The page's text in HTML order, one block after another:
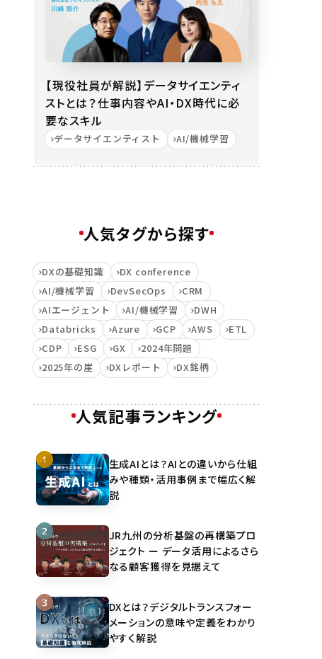
【現役社員が解説】データサイエンティ
ストとは？仕事内容やAI・DX時代に必
要なスキル
データサイエンティスト AI/機械学習
人気タグから探す
DXの基礎知識
DX conference
AI/機械学習
DevSecOps
CRM
AIエージェント
AI/機械学習
DWH
Databricks
Azure GCP AWS
ETL
CDP
ESG GX
2024年問題
2025年の崖
DXレポート DX銘柄
人気記事ランキング
生成AIとは？AIとの違いから仕組
みや種類・活用事例まで幅広く解
説
JR九州の分析基盤の再構築プロ
ジェクト ー データ活用によるさら
なる顧客獲得を見据えて
DXとは？デジタルトランスフォー
メーションの意味や定義をわかり
やすく解説